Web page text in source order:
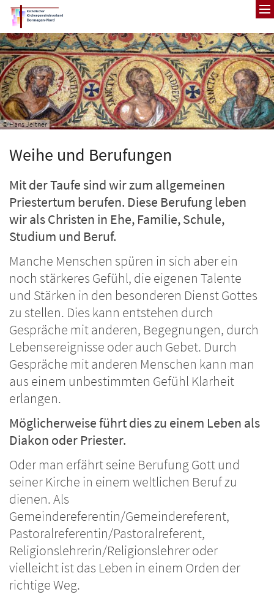
Zum Inhalt springen
© Hans Jeitner
Weihe und Berufungen
Mit der Taufe sind wir zum allgemeinen
Priestertum berufen. Diese Berufung leben
wir als Christen in Ehe, Familie, Schule,
Studium und Beruf.
Manche Menschen spüren in sich aber ein
noch stärkeres Gefühl, die eigenen Talente
und Stärken in den besonderen Dienst Gottes
zu stellen. Dies kann entstehen durch
Gespräche mit anderen, Begegnungen, durch
Lebensereignisse oder auch Gebet. Durch
Gespräche mit anderen Menschen kann man
aus einem unbestimmten Gefühl Klarheit
erlangen.
Möglicherweise führt dies zu einem Leben als
Diakon oder Priester.
Oder man erfährt seine Berufung Gott und
seiner Kirche in einem weltlichen Beruf zu
dienen. Als
Gemeindereferentin/Gemeindereferent,
Pastoralreferentin/Pastoralreferent,
Religionslehrerin/Religionslehrer oder
vielleicht ist das Leben in einem Orden der
richtige Weg.